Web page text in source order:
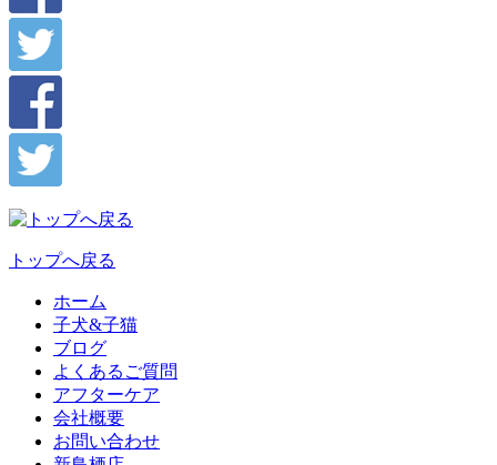
トップへ戻る
ホーム
子犬&子猫
ブログ
よくあるご質問
アフターケア
会社概要
お問い合わせ